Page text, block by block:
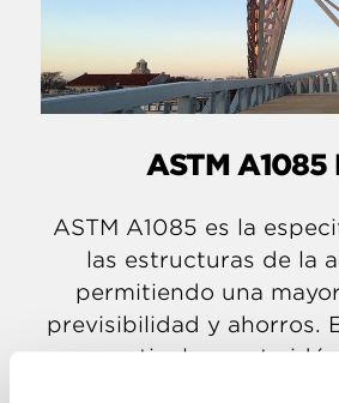
ASTM A1085
ASTM A1085 es la
las estructuras de la
permitiendo una
previsibilidad y ahorros.
particularmente
aplicaciones con